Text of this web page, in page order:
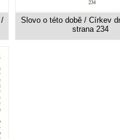
Slovo o této době / Církev
strana 234